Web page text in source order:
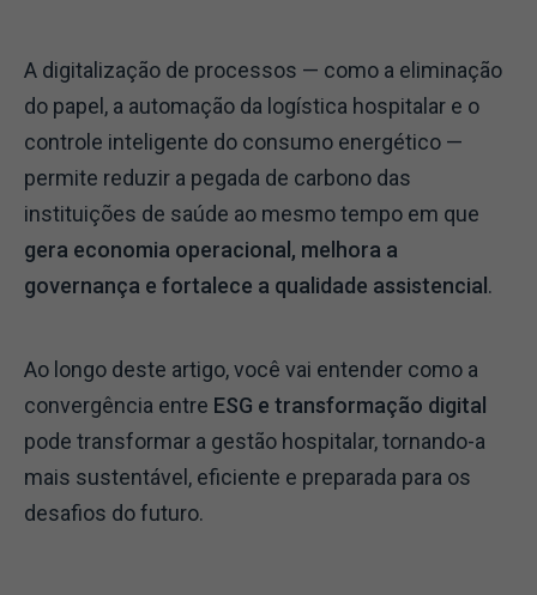
A digitalização de processos — como a eliminação
do papel, a automação da logística hospitalar e o
controle inteligente do consumo energético —
permite reduzir a pegada de carbono das
instituições de saúde ao mesmo tempo em que
gera economia operacional, melhora a
governança e fortalece a qualidade assistencial.
Ao longo deste artigo, você vai entender como a
convergência entre ESG e transformação digital
pode transformar a gestão hospitalar, tornando-a
mais sustentável, eficiente e preparada para os
desafios do futuro.